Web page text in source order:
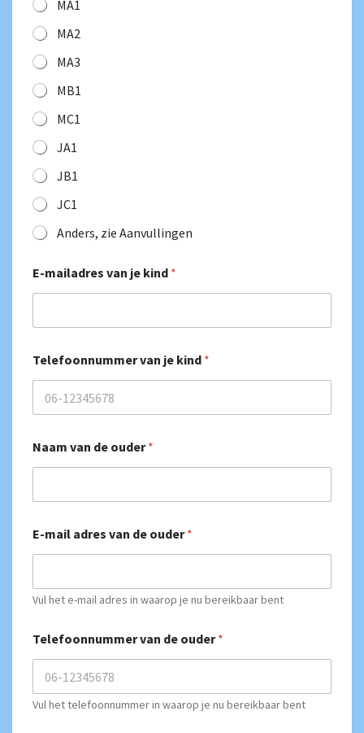
MA1
MA2
MA3
MB1
MC1
JA1
JB1
JC1
Anders, zie Aanvullingen
E-mailadres van je kind *
i
j
e
e
Telefoonnummer van je kind *
Naam van de ouder*
E-mail adres van de ouder*
Vul het e-mail adres in waarop je nu bereikbaar bent
Telefoonnummer van de ouder*
Vul het telefoonnummer in waarop je nu bereikbaar bent